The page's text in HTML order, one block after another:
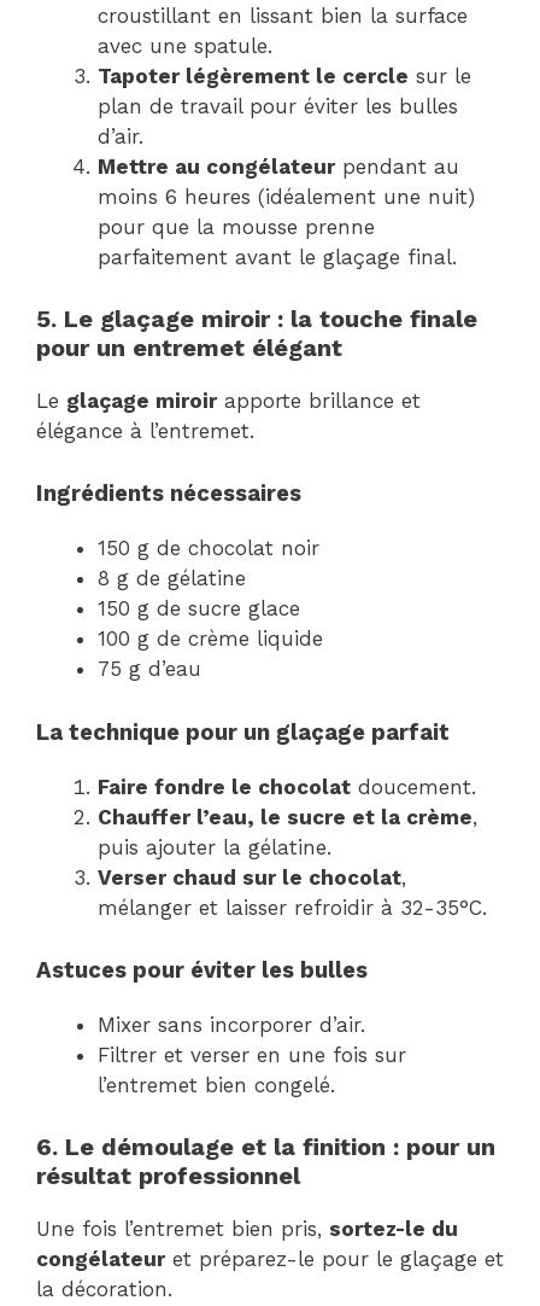
croustillant en lissant bien la surface
avec une spatule.
Tapoter légèrement le cercle sur le
plan de travail pour éviter les bulles
d’air.
Mettre au congélateurpendant au
moins 6 heures (idéalement une nuit)
pour que la mousse prenne
parfaitement avant le glaçage final.
5. Le glaçage miroir : la touche finale
pour un entremet élégant
Le glaçage miroirapporte brillance et
élégance à l’entremet.
Ingrédients nécessaires
150 g de chocolat noir
8 g de gélatine
150 g de sucre glace
100 g de crème liquide
75 g d’eau
La technique pour un glaçage parfait
Faire fondre le chocolat doucement.
Chauffer l’eau, le sucre et la crème,
puis ajouter la gélatine.
Verser chaud sur le chocolat,
mélanger et laisser refroidir à 32-35°C.
Astuces pour éviter les bulles
Mixer sans incorporer d’air.
Filtrer et verser en une fois sur
l’entremet bien congelé.
6. Le démoulage et la finition : pour un
résultat professionnel
Une fois l’entremet bien pris, sortez-le du
congélateuret préparez-le pour le glaçage et
la décoration.